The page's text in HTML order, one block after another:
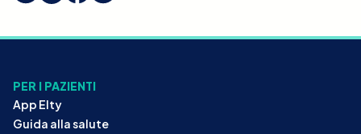
PER I PAZIENTI
App Elty
Guida alla salute